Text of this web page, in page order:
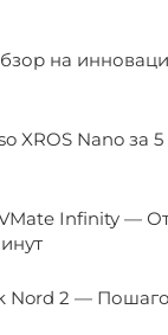
на
XROS Nano за
Infinity —
Nord 2 —